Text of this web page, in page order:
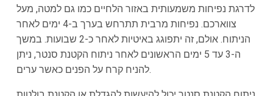
לדרגת נפיחות משמעותית באזור הלחיים כמו גם למטה, מעל
צווארכם. נפיחות מרבית תתרחש בערך ב-4 ימים לאחר
הניתוח. אולם, זה יתפוגג באיטיות לאחר כ-2 שבועות. במשך
ה-3 עד 5 ימים הראשונים לאחר ניתוח הקטנת סנטר, ניתן
להניח קרח על הפנים כאשר ערים.